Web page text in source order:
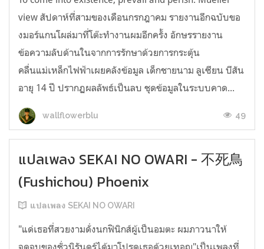
view สัปดาห์ที่สามของเดือนกรกฎาคม รายงานอีกฉบับขอ
งมอร์แกนโผล่มาที่โต๊ะทำงานผมอีกครั้ง อักษรรายงาน
ข้อความลับด้านในจากการรักษาด้วยการกระตุ้น
คลื่นแม่เหล็กไฟฟ้าเผยคลังข้อมูล เด็กชายนาม ลูเซียน บีสัน
อายุ 14 ปี ปรากฏผลลัพธ์เป็นลบ ชุดข้อมูลในระบบคาด...
wallflowerblu 49
แปลเพลง SEKAI NO OWARI - 不死鳥
(Fushichou) Phoenix
แปลเพลง SEKAI NO OWARI
"แด่เธอที่สวยงามดั่งนกฟินิกส์ผู้เป็นอมตะ ผมภาวนาให้